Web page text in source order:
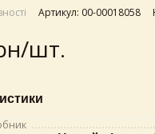
Артикул: 00-00018058
шт.